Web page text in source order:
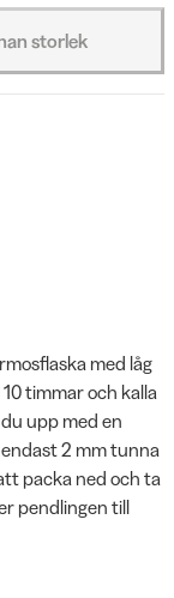
storlek
med låg
timmar och kalla
upp med en
2 mm tunna
packa ned och ta
pendlingen till